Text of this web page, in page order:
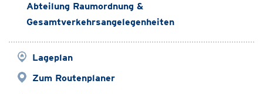
Abteilung Raumordnung &
Gesamtverkehrsangelegenheiten
Lageplan
Zum Routenplaner